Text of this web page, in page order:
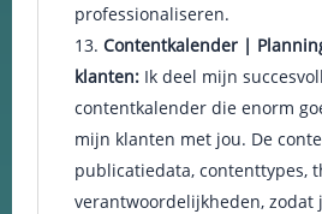
professionaliseren.
Contentkalender |
klanten: Ik deel mijn
contentkalender die enorm
mijn klanten met jou. De
publicatiedata, contenttypes,
verantwoordelijkheden, zodat